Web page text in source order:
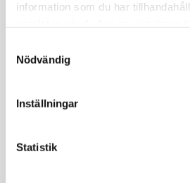
information som du har
Nödvändig
Inställningar
Statistik